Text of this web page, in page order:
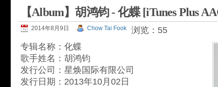
【Album】胡鸿钧 - 化蝶 [iTunes Plus
2014年8月9日 Chow Tai Fook
浏览：55
专辑名称：化蝶
歌手姓名：胡鸿钧
发行公司：星焕国际有限公司
发行日期：2013年10月02日